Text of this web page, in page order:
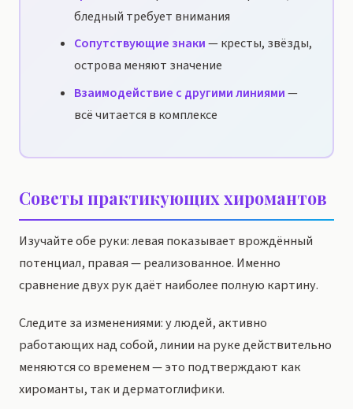
бледный требует внимания
Сопутствующие знаки— кресты, звёзды,
острова меняют значение
Взаимодействие с другими линиями—
всё читается в комплексе
Советы практикующих хиромантов
Изучайте обе руки: левая показывает врождённый
потенциал, правая — реализованное. Именно
сравнение двух рук даёт наиболее полную картину.
Следите за изменениями: у людей, активно
работающих над собой, линии на руке действительно
меняются со временем — это подтверждают как
хироманты, так и дерматоглифики.